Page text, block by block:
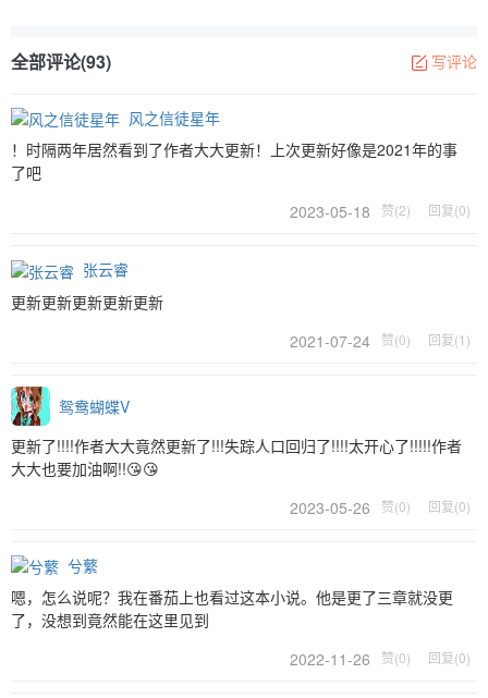
全部评论(93) 写评论
风之信徒星年
！时隔两年居然看到了作者大大更新！上次更新好像是2021年的事
了吧
2023-05-18
赞(2) 回复(0)
张云睿
更新更新更新更新更新
2021-07-24
赞(0) 回复(1)
鸳鸯蝴蝶V
更新了!!!!作者大大竟然更新了!!!失踪人口回归了!!!!太开心了!!!!!作者
大大也要加油啊!!😘😘
2023-05-26
赞(0) 回复(0)
兮蘩
嗯，怎么说呢？我在番茄上也看过这本小说。他是更了三章就没更
了，没想到竟然能在这里见到
2022-11-26
赞(0) 回复(0)